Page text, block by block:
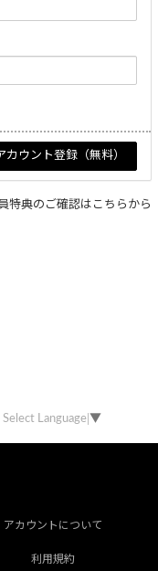
特典のご確認はこちらから
Select Language ▼
アカウントについて
利用規約